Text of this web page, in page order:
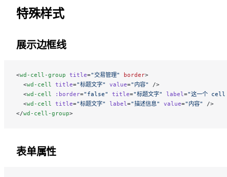
特殊样式
展示边框线
<wd-cell-group title="交易管理" border>
  <
wd-cell title="标题文字" value="内容"
/>
  <
wd-cell :border="false" title="标题文字" label ="这一个 cell
  <
wd-cell title="标题文字" label ="描述信息" value="内容"
/>
</wd-cell-group>
表单属性